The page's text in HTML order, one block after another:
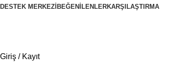
DESTEK MERKEZI BEĞENILENLERKARŞILAŞTIRMA
Giriş / Kayıt